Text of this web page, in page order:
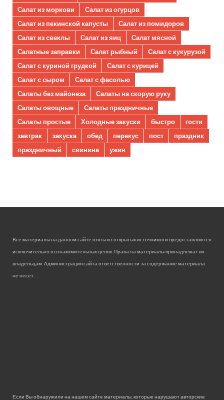
Салат из моркови
Салат из огурцов
Салат из пекинской капусты
Салат из помидоров
Салат из свеклы
Салат из яиц
Салат мясной
Салатные заправки
Салат рыбный
Салат с кукурузой
Салат с куриной грудкой
Салат с курицей
Салат с сыром
Салат с фасолью
Салаты без майонеза
Салаты на скорую руку
Салаты овощные
Салаты праздничные
Салаты простые
Холодные закуски быстро
гости
завтрак
закуска обед перекус пост
праздник
праздничный
свинина ужин
Все материалы на данном сайте взяты из открытых источников и предоставляются
исключительно в ознакомительных целях. Права на материалы принадлежат их
владельцам. Администрация сайта ответственности за содержание материала
не несет.
Если Вы обнаружили на нашем сайте материалы, которые нарушают авторские